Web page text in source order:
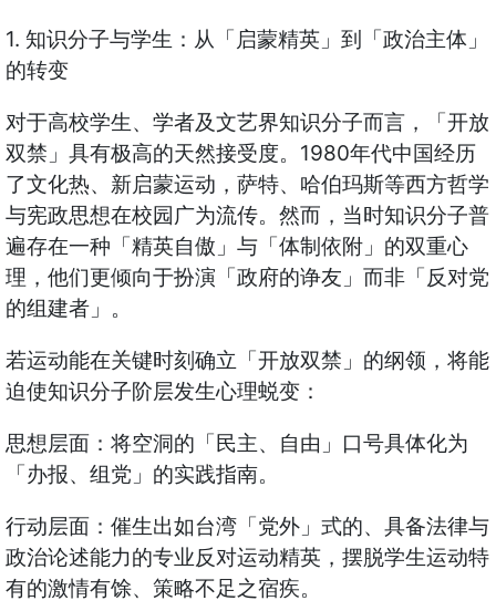
1. 知识分子与学生：从「启蒙精英」到「政治主体」
的转变
对于高校学生、学者及文艺界知识分子而言，「开放
双禁」具有极高的天然接受度。1980年代中国经历
了文化热、新启蒙运动，萨特、哈伯玛斯等西方哲学
与宪政思想在校园广为流传。然而，当时知识分子普
遍存在一种「精英自傲」与「体制依附」的双重心
理，他们更倾向于扮演「政府的诤友」而非「反对党
的组建者」。
若运动能在关键时刻确立「开放双禁」的纲领，将能
迫使知识分子阶层发生心理蜕变：
思想层面：将空洞的「民主、自由」口号具体化为
「办报、组党」的实践指南。
行动层面：催生出如台湾「党外」式的、具备法律与
政治论述能力的专业反对运动精英，摆脱学生运动特
有的激情有馀、策略不足之宿疾。